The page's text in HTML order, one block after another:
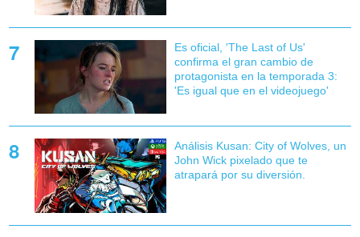
Es oficial, 'The Last of Us'
confirma el gran cambio de
protagonista en la temporada 3:
'Es igual que en el videojuego'
Análisis Kusan: City of Wolves, un
John Wick pixelado que te
atrapará por su diversión.